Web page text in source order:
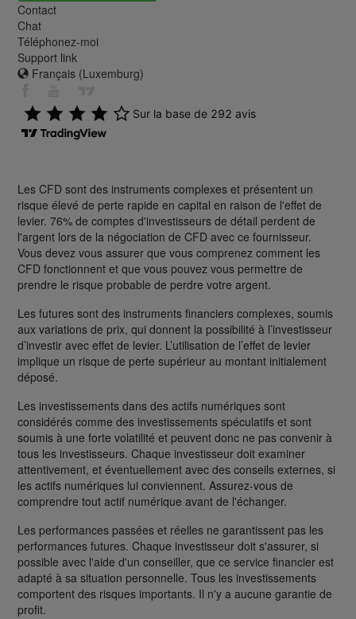
Contact
Chat
Téléphonez-moi
Support link
Français (Luxemburg)
Les CFD sont des instruments complexes et présentent un
risque élevé de perte rapide en capital en raison de l'effet de
levier. 76% de comptes d'investisseurs de détail perdent de
l'argent lors de la négociation de CFD avec ce fournisseur.
Vous devez vous assurer que vous comprenez comment les
CFD fonctionnent et que vous pouvez vous permettre de
prendre le risque probable de perdre votre argent.
Les futures sont des instruments financiers complexes, soumis
aux variations de prix, qui donnent la possibilité à l’investisseur
d’investir avec effet de levier. L’utilisation de l’effet de levier
implique un risque de perte supérieur au montant initialement
déposé.
Les investissements dans des actifs numériques sont
considérés comme des investissements spéculatifs et sont
soumis à une forte volatilité et peuvent donc ne pas convenir à
tous les investisseurs. Chaque investisseur doit examiner
attentivement, et éventuellement avec des conseils externes, si
les actifs numériques lui conviennent. Assurez-vous de
comprendre tout actif numérique avant de l'échanger.
Les performances passées et réelles ne garantissent pas les
performances futures. Chaque investisseur doit s'assurer, si
possible avec l'aide d'un conseiller, que ce service financier est
adapté à sa situation personnelle. Tous les investissements
comportent des risques importants. Il n'y a aucune garantie de
profit.